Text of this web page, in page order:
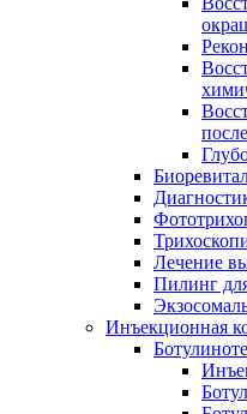
Лечение
Пилинг
Инъекционная